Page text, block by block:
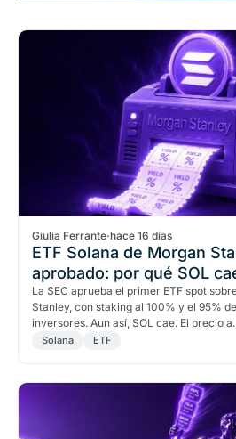
Giulia Ferrante·hace 16 días
ETF Solana de Morgan
aprobado: por qué SOL
La SEC aprueba el primer ETF spot
Stanley, con staking al 100% y el 95%
inversores. Aun así, SOL cae. El precio
Solana ETF